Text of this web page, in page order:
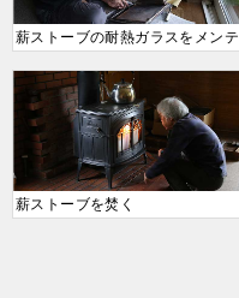
薪ストーブの耐熱ガラスをメンテ
薪ストーブを焚く